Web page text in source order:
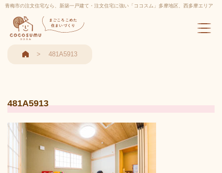
青梅市の注文住宅なら、新築一戸建て・注文住宅に強い「ココスム」多摩地区、西多摩エリア
実績多数
まごころこめた
住まいづくり
481A5913
481A5913